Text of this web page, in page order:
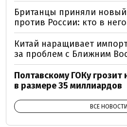
Британцы приняли новый
против России: кто в
Китай наращивает
за проблем с Ближним
Полтавскому ГОКу
в размере 35 миллиардов
ВСЕ НОВОСТИ